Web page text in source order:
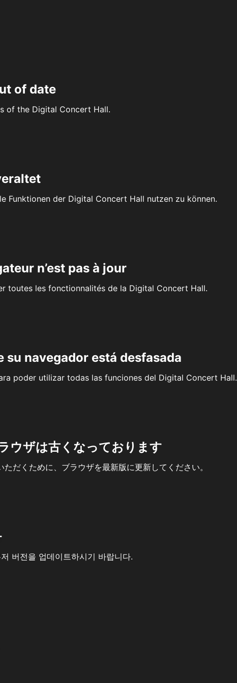
of date
of the Digital Concert Hall.
Funktionen der Digital Concert Hall nutzen zu können.
n’est pas à jour
toutes les fonctionnalités de la Digital Concert Hall.
su navegador está desfasada
poder utilizar todas las funciones del Digital Concert Hall.
ウザは古くなっております
だくために、ブラウザを最新版に更新してください。
버전을 업데이트하시기 바랍니다.